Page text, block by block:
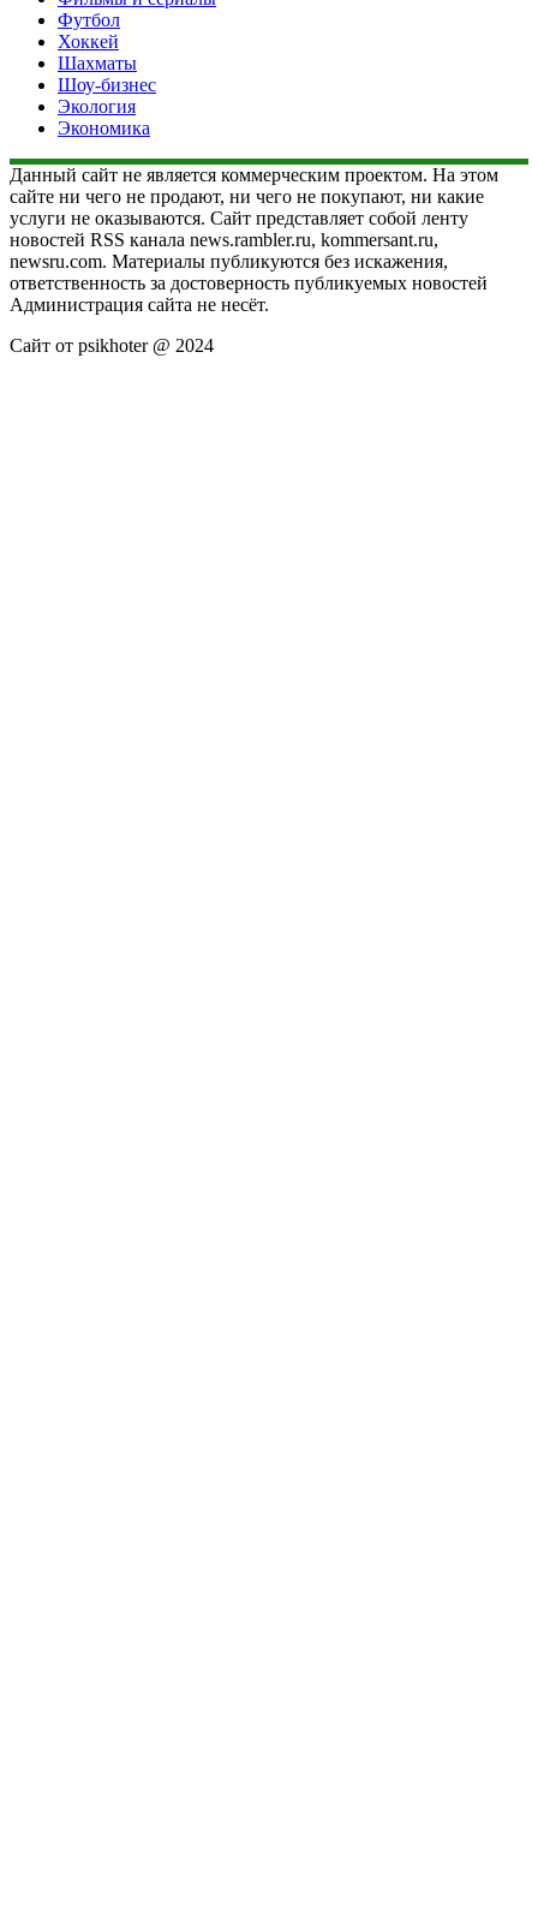
Футбол
Хоккей
Шахматы
Шоу-бизнес
Экология
Экономика
Данный сайт не является коммерческим проектом. На этом
сайте ни чего не продают, ни чего не покупают, ни какие
услуги не оказываются. Сайт представляет собой ленту
новостей RSS канала news.rambler.ru, kommersant.ru,
newsru.com. Материалы публикуются без искажения,
ответственность за достоверность публикуемых новостей
Администрация сайта не несёт.
Сайт от psikhoter @ 2024